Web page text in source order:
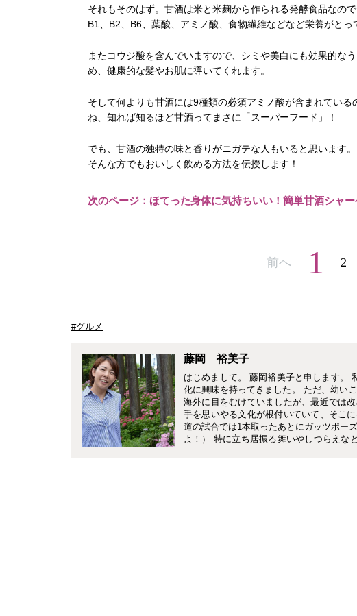
それもそのはず。甘酒は米と米麹から作られる発酵食品なの
B1、B2、B6、葉酸、アミノ酸、食物繊維などなど栄養がとっ
またコウジ酸を含んでいますので、シミや美白にも効果的な
め、健康的な髪やお肌に導いてくれます。
そして何よりも甘酒には9種類の必須アミノ酸が含まれている
ね、知れば知るほど甘酒ってまさに「スーパーフード」！
でも、甘酒の独特の味と香りがニガテな人もいると思います。
そんな方でもおいしく飲める方法を伝授します！
次のページ：ほてった身体に気持ちいい！簡単甘酒シャ
前へ 1 2
#グルメ
藤岡 裕美子
はじめまして。 藤岡裕美子と申します。
化に興味を持ってきました。 ただ、幼い
海外に目をむけていましたが、最近では
手を思いやる文化が根付いていて、そこ
道の試合では1本取ったあとにガッツポー
よ！） 特に立ち居振る舞いやしつらえな